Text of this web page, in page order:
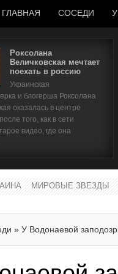
ГЛАВНАЯ СОСЕДИ
Роксолана
Величковская мечтает
поехать в россию
Украинская
и блогерша Роксолана
оказалась в центре
того, как в сети
видео, где она
МИРОВЫЕ ЗВЕЗДЫ
» У Водонаевой